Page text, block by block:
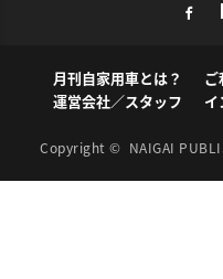
月刊自家用車とは？ ご
運営会社／スタッフ
イ
Copyright © NAIGAI